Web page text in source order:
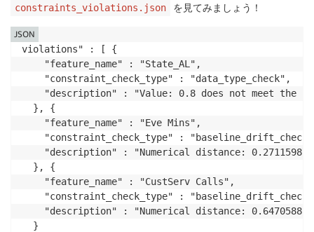
constraints_violations.json を見てみましょう！
violations" : [ {
    "feature_name" : "State_AL",
    "constraint_check_type" : "data_type_check",
"description" : "Value: 0.8 does not meet the
  }, {
    "feature_name" : "Eve Mins",
"constraint_check_type" :
"description" : "Numerical distance:
  }, {
    "feature_name" : "CustServ Calls",
"constraint_check_type" :
"description" : "Numerical distance:
  }
JSON